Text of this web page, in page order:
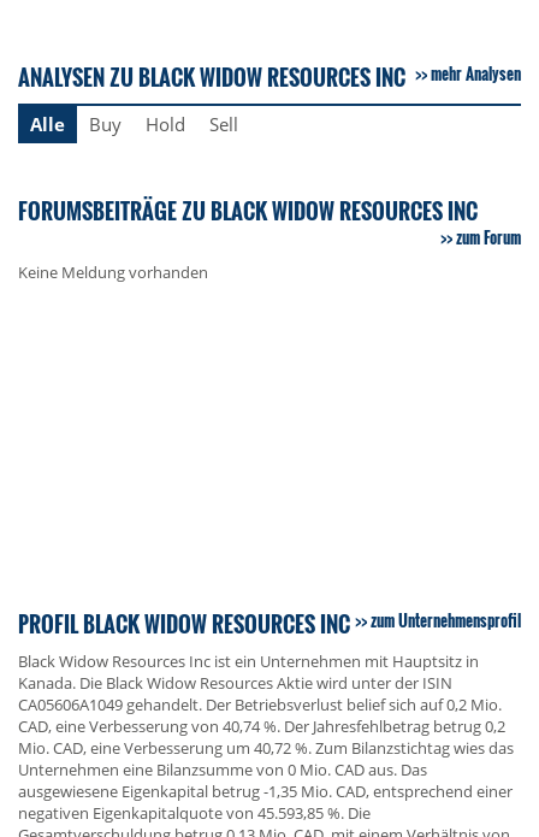
ANALYSEN ZU BLACK WIDOW RESOURCES INC mehr Analysen
Alle Buy Hold Sell
FORUMSBEITRÄGE ZU BLACK WIDOW RESOURCES INC
zum Forum
Keine Meldung vorhanden
PROFIL BLACK WIDOW RESOURCES INC zum Unternehmensprofil
Black Widow Resources Inc ist ein Unternehmen mit Hauptsitz in
Kanada. Die Black Widow Resources Aktie wird unter der ISIN
CA05606A1049 gehandelt. Der Betriebsverlust belief sich auf 0,2 Mio.
CAD, eine Verbesserung von 40,74 %. Der Jahresfehlbetrag betrug 0,2
Mio. CAD, eine Verbesserung um 40,72 %. Zum Bilanzstichtag wies das
Unternehmen eine Bilanzsumme von 0 Mio. CAD aus. Das
ausgewiesene Eigenkapital betrug -1,35 Mio. CAD, entsprechend einer
negativen Eigenkapitalquote von 45.593,85 %. Die